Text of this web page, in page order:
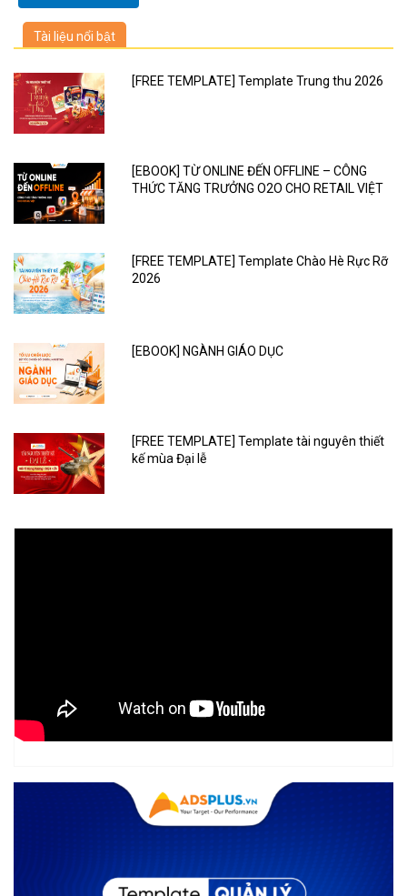
Tài liệu nổi bật
[FREE TEMPLATE] Template Trung thu 2026
[EBOOK] TỪ ONLINE ĐẾN OFFLINE – CÔNG
THỨC TĂNG TRƯỞNG O2O CHO RETAIL VIỆT
[FREE TEMPLATE] Template Chào Hè Rực Rỡ
2026
[EBOOK] NGÀNH GIÁO DỤC
[FREE TEMPLATE] Template tài nguyên thiết
kế mùa Đại lễ